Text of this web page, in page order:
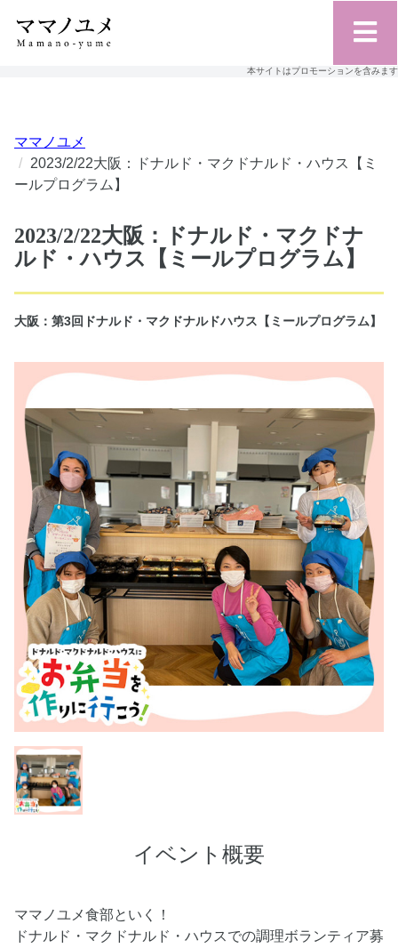
本サイトはプロモーションを含みます
ママノユメ
2023/2/22大阪：ドナルド・マクドナルド・ハウス【ミ
ールプログラム】
2023/2/22大阪：ドナルド・マクドナ
ルド・ハウス【ミールプログラム】
大阪：第3回ドナルド・マクドナルドハウス【ミールプログラム】
イベント概要
ママノユメ食部といく！
ドナルド・マクドナルド・ハウスでの調理ボランティア募